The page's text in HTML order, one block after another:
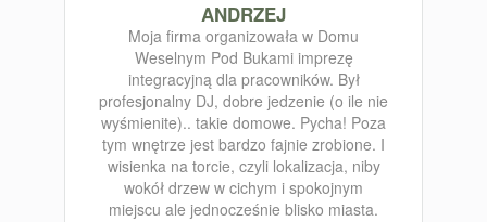
ANDRZEJ
Moja firma organizowała w Domu
Weselnym Pod Bukami imprezę
integracyjną dla pracowników. Był
profesjonalny DJ, dobre jedzenie (o ile nie
wyśmienite).. takie domowe. Pycha! Poza
tym wnętrze jest bardzo fajnie zrobione. I
wisienka na torcie, czyli lokalizacja, niby
wokół drzew w cichym i spokojnym
miejscu ale jednocześnie blisko miasta.